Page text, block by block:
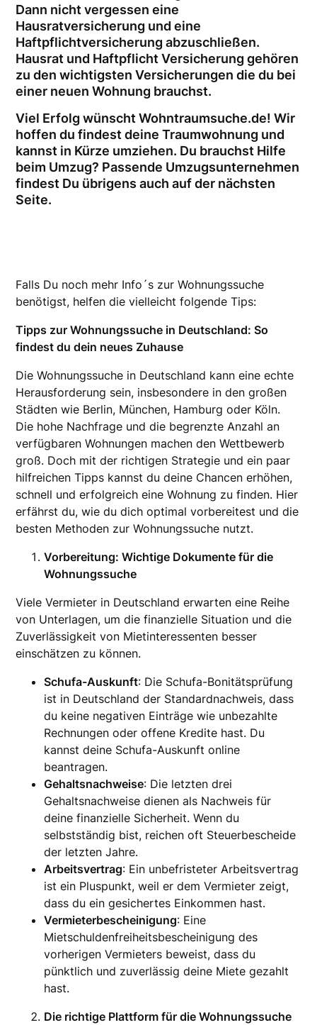
Dann nicht vergessen eine
Hausratversicherung und eine
Haftpflichtversicherung abzuschließen.
Hausrat und Haftpflicht Versicherung gehören
zu den wichtigsten Versicherungen die du bei
einer neuen Wohnung brauchst.
Viel Erfolg wünscht Wohntraumsuche.de! Wir
hoffen du findest deine Traumwohnung und
kannst in Kürze umziehen. Du brauchst Hilfe
beim Umzug? Passende Umzugsunternehmen
findest Du übrigens auch auf der nächsten
Seite.
Falls Du noch mehr Info´s zur Wohnungssuche
benötigst, helfen die vielleicht folgende Tips:
Tipps zur Wohnungssuche in Deutschland: So
findest du dein neues Zuhause
Die Wohnungssuche in Deutschland kann eine echte
Herausforderung sein, insbesondere in den großen
Städten wie Berlin, München, Hamburg oder Köln.
Die hohe Nachfrage und die begrenzte Anzahl an
verfügbaren Wohnungen machen den Wettbewerb
groß. Doch mit der richtigen Strategie und ein paar
hilfreichen Tipps kannst du deine Chancen erhöhen,
schnell und erfolgreich eine Wohnung zu finden. Hier
erfährst du, wie du dich optimal vorbereitest und die
besten Methoden zur Wohnungssuche nutzt.
Vorbereitung: Wichtige Dokumente für die
Wohnungssuche
Viele Vermieter in Deutschland erwarten eine Reihe
von Unterlagen, um die finanzielle Situation und die
Zuverlässigkeit von Mietinteressenten besser
einschätzen zu können.
Schufa-Auskunft: Die Schufa-Bonitätsprüfung
ist in Deutschland der Standardnachweis, dass
du keine negativen Einträge wie unbezahlte
Rechnungen oder offene Kredite hast. Du
kannst deine Schufa-Auskunft online
beantragen.
Gehaltsnachweise: Die letzten drei
Gehaltsnachweise dienen als Nachweis für
deine finanzielle Sicherheit. Wenn du
selbstständig bist, reichen oft Steuerbescheide
der letzten Jahre.
Arbeitsvertrag: Ein unbefristeter Arbeitsvertrag
ist ein Pluspunkt, weil er dem Vermieter zeigt,
dass du ein gesichertes Einkommen hast.
Vermieterbescheinigung: Eine
Mietschuldenfreiheitsbescheinigung des
vorherigen Vermieters beweist, dass du
pünktlich und zuverlässig deine Miete gezahlt
hast.
Die richtige Plattform für die Wohnungssuche